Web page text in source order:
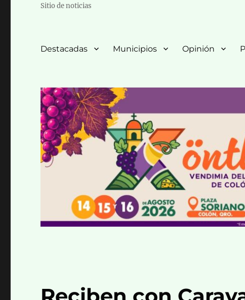
Sitio de noticias
Destacadas Municipios Opinión